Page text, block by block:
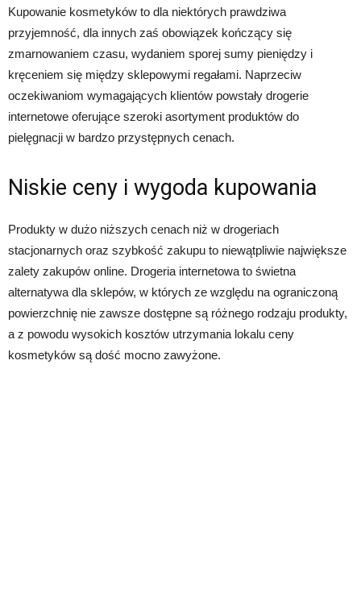
Kupowanie kosmetyków to dla niektórych prawdziwa
przyjemność, dla innych zaś obowiązek kończący się
zmarnowaniem czasu, wydaniem sporej sumy pieniędzy i
kręceniem się między sklepowymi regałami. Naprzeciw
oczekiwaniom wymagających klientów powstały drogerie
internetowe oferujące szeroki asortyment produktów do
pielęgnacji w bardzo przystępnych cenach.
Niskie ceny i wygoda kupowania
Produkty w dużo niższych cenach niż w drogeriach
stacjonarnych oraz szybkość zakupu to niewątpliwie największe
zalety zakupów online. Drogeria internetowa to świetna
alternatywa dla sklepów, w których ze względu na ograniczoną
powierzchnię nie zawsze dostępne są różnego rodzaju produkty,
a z powodu wysokich kosztów utrzymania lokalu ceny
kosmetyków są dość mocno zawyżone.